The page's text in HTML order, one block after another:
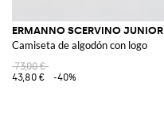
ERMANNO SCERVINO JUNIOR
Camiseta de algodón con logo
73,00 €
43,80 €
-40%